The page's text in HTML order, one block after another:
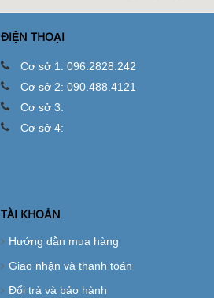
ĐIỆN THOẠI
Cơ sở 1: 096.2828.242
Cơ sở 2: 090.488.4121
Cơ sở 3:
Cơ sở 4:
TÀI KHOẢN
Hướng dẫn mua hàng
Giao nhận và thanh toán
Đổi trả và bảo hành